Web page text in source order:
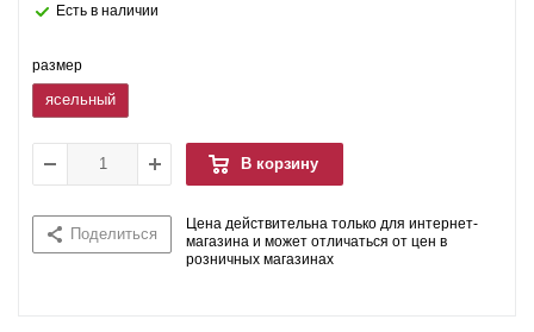
Есть в наличии
размер
ясельный
В корзину
Поделиться
Цена действительна только для интернет-
магазина и может отличаться от цен в
розничных магазинах